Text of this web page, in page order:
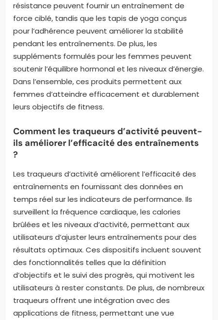
résistance peuvent fournir un entraînement de
force ciblé, tandis que les tapis de yoga conçus
pour l’adhérence peuvent améliorer la stabilité
pendant les entraînements. De plus, les
suppléments formulés pour les femmes peuvent
soutenir l’équilibre hormonal et les niveaux d’énergie.
Dans l’ensemble, ces produits permettent aux
femmes d’atteindre efficacement et durablement
leurs objectifs de fitness.
Comment les traqueurs d’activité peuvent-
ils améliorer l’efficacité des entraînements
?
Les traqueurs d’activité améliorent l’efficacité des
entraînements en fournissant des données en
temps réel sur les indicateurs de performance. Ils
surveillent la fréquence cardiaque, les calories
brûlées et les niveaux d’activité, permettant aux
utilisateurs d’ajuster leurs entraînements pour des
résultats optimaux. Ces dispositifs incluent souvent
des fonctionnalités telles que la définition
d’objectifs et le suivi des progrès, qui motivent les
utilisateurs à rester constants. De plus, de nombreux
traqueurs offrent une intégration avec des
applications de fitness, permettant une vue